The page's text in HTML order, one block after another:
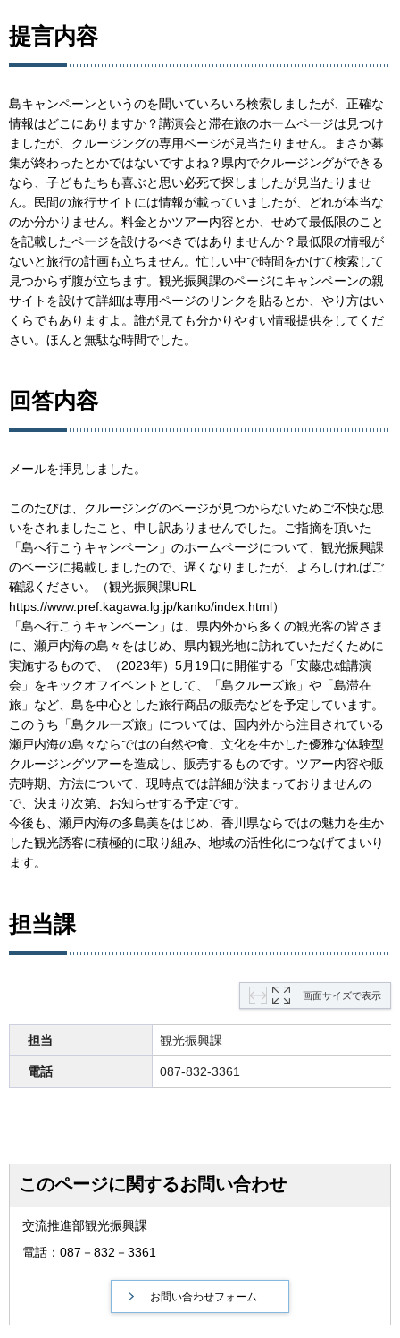
提言内容
島キャンペーンというのを聞いていろいろ検索しましたが、正確な
情報はどこにありますか？講演会と滞在旅のホームページは見つけ
ましたが、クルージングの専用ページが見当たりません。まさか募
集が終わったとかではないですよね？県内でクルージングができる
なら、子どもたちも喜ぶと思い必死で探しましたが見当たりませ
ん。民間の旅行サイトには情報が載っていましたが、どれが本当な
のか分かりません。料金とかツアー内容とか、せめて最低限のこと
を記載したページを設けるべきではありませんか？最低限の情報が
ないと旅行の計画も立ちません。忙しい中で時間をかけて検索して
見つからず腹が立ちます。観光振興課のページにキャンペーンの親
サイトを設けて詳細は専用ページのリンクを貼るとか、やり方はい
くらでもありますよ。誰が見ても分かりやすい情報提供をしてくだ
さい。ほんと無駄な時間でした。
回答内容
メールを拝見しました。
このたびは、クルージングのページが見つからないためご不快な思
いをされましたこと、申し訳ありませんでした。ご指摘を頂いた
「島へ行こうキャンペーン」のホームページについて、観光振興課
のページに掲載しましたので、遅くなりましたが、よろしければご
確認ください。（観光振興課URL
https://www.pref.kagawa.lg.jp/kanko/index.html）
「島へ行こうキャンペーン」は、県内外から多くの観光客の皆さま
に、瀬戸内海の島々をはじめ、県内観光地に訪れていただくために
実施するもので、（2023年）5月19日に開催する「安藤忠雄講演
会」をキックオフイベントとして、「島クルーズ旅」や「島滞在
旅」など、島を中心とした旅行商品の販売などを予定しています。
このうち「島クルーズ旅」については、国内外から注目されている
瀬戸内海の島々ならではの自然や食、文化を生かした優雅な体験型
クルージングツアーを造成し、販売するものです。ツアー内容や販
売時期、方法について、現時点では詳細が決まっておりませんの
で、決まり次第、お知らせする予定です。
今後も、瀬戸内海の多島美をはじめ、香川県ならではの魅力を生か
した観光誘客に積極的に取り組み、地域の活性化につなげてまいり
ます。
担当課
画面サイズで表示
担当 観光振興課
電話 087-832-3361
このページに関するお問い合わせ
交流推進部観光振興課
電話：087－832－3361